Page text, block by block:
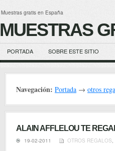
Muestras gratis en España
MUESTRAS
PORTADA SOBRE ESTE SITIO
Navegación: Portada → otros
ALAIN AFFLELOU TE
19-02-2011 OTROS REGALOS,